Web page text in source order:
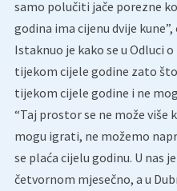
samo polučiti jače porezne
godina ima cijenu dvije
Istaknuo je kako se u Odluci
tijekom cijele godine zato
tijekom cijele godine i ne
“Taj prostor se ne može više
mogu igrati, ne možemo
se plaća cijelu godinu. U nas
četvornom mjesečno, a u